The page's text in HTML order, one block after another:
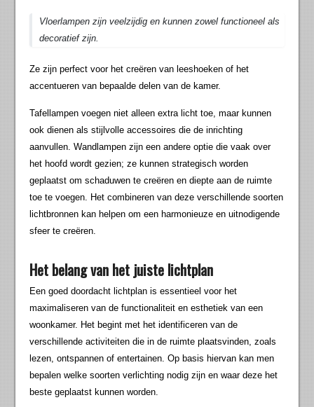
Vloerlampen zijn veelzijdig en kunnen zowel functioneel als
decoratief zijn.
Ze zijn perfect voor het creëren van leeshoeken of het
accentueren van bepaalde delen van de kamer.
Tafellampen voegen niet alleen extra licht toe, maar kunnen
ook dienen als stijlvolle accessoires die de inrichting
aanvullen. Wandlampen zijn een andere optie die vaak over
het hoofd wordt gezien; ze kunnen strategisch worden
geplaatst om schaduwen te creëren en diepte aan de ruimte
toe te voegen. Het combineren van deze verschillende soorten
lichtbronnen kan helpen om een harmonieuze en uitnodigende
sfeer te creëren.
Het belang van het juiste lichtplan
Een goed doordacht lichtplan is essentieel voor het
maximaliseren van de functionaliteit en esthetiek van een
woonkamer. Het begint met het identificeren van de
verschillende activiteiten die in de ruimte plaatsvinden, zoals
lezen, ontspannen of entertainen. Op basis hiervan kan men
bepalen welke soorten verlichting nodig zijn en waar deze het
beste geplaatst kunnen worden.